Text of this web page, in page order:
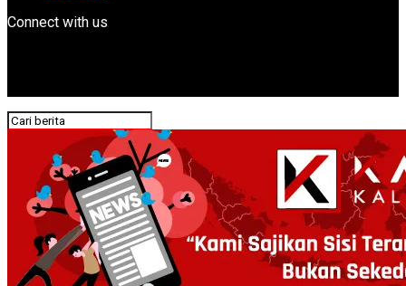
Connect with us